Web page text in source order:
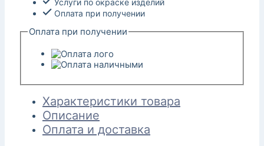
Оплата при получении
Оплата при получении
Характеристики товара
Описание
Оплата и доставка